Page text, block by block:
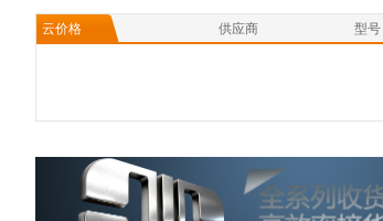
云价格
供应商 型号